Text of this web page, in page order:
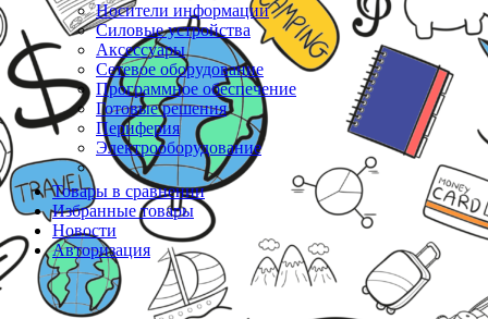
Носители информации
Силовые устройства
Аксессуары
Сетевое оборудование
Программное обеспечение
Готовые решения
Периферия
Электрооборудование
Товары в сравнении
Избранные товары
Новости
Авторизация